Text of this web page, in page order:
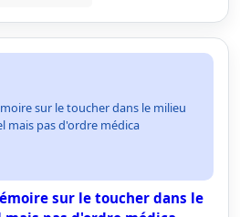
sur le toucher dans le milieu
mais pas d'ordre médica
sur le toucher dans le